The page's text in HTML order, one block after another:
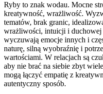
Ryby to znak wodau. Mocne
kreatywność, wrażliwość.
tematów, brak granic,
wrażliwości, intuicji i duchowej
wyczuwają emocje innych i
naturę, silną wyobraźnię i
wartościami. W relacjach są
aby nie brać na siebie zbyt
mogą łączyć empatię z
autentyczny sposób.